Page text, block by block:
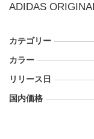
ADIDAS
カテゴリー
カラー
リリース日
国内価格